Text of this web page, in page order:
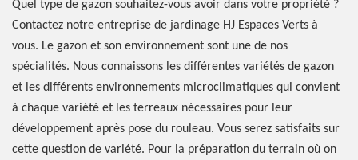
Quel type de gazon souhaitez-vous avoir dans votre propriété ?
Contactez notre entreprise de jardinage HJ Espaces Verts à
vous. Le gazon et son environnement sont une de nos
spécialités. Nous connaissons les différentes variétés de gazon
et les différents environnements microclimatiques qui convient
à chaque variété et les terreaux nécessaires pour leur
développement après pose du rouleau. Vous serez satisfaits sur
cette question de variété. Pour la préparation du terrain où on